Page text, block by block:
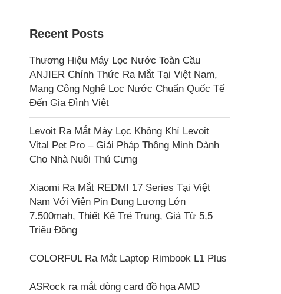
Recent Posts
Thương Hiệu Máy Lọc Nước Toàn Cầu
ANJIER Chính Thức Ra Mắt Tại Việt Nam,
Mang Công Nghệ Lọc Nước Chuẩn Quốc Tế
Đến Gia Đình Việt
Levoit Ra Mắt Máy Lọc Không Khí Levoit
Vital Pet Pro – Giải Pháp Thông Minh Dành
Cho Nhà Nuôi Thú Cưng
Xiaomi Ra Mắt REDMI 17 Series Tại Việt
Nam Với Viên Pin Dung Lượng Lớn
7.500mah, Thiết Kế Trẻ Trung, Giá Từ 5,5
Triệu Đồng
COLORFUL Ra Mắt Laptop Rimbook L1 Plus
ASRock ra mắt dòng card đồ họa AMD